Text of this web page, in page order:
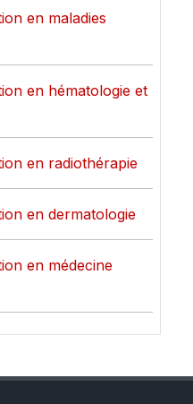
en maladies
en hématologie et
en radiothérapie
en dermatologie
en médecine